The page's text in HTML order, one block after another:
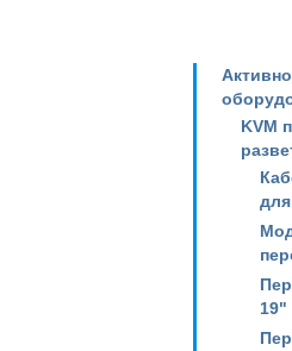
KVM
19"